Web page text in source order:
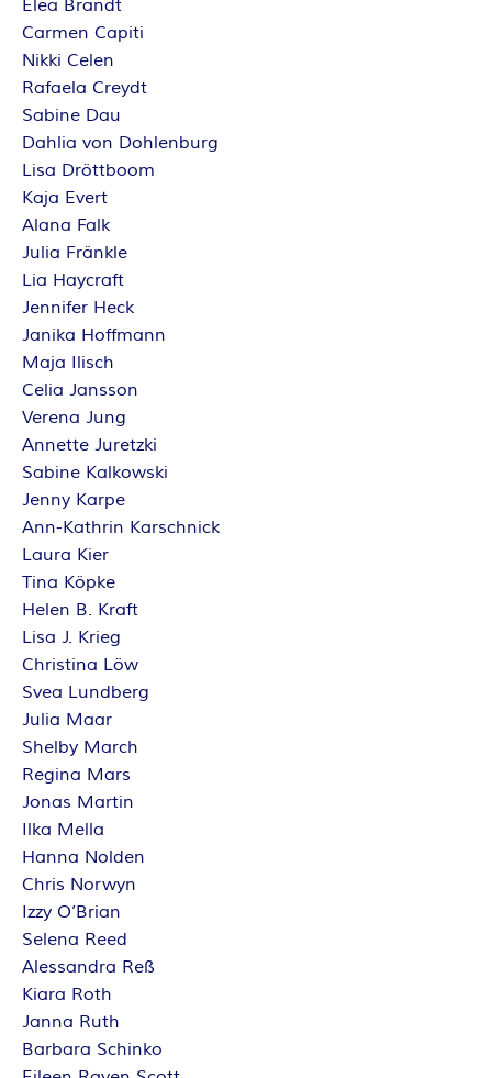
Elea Brandt
Carmen Capiti
Nikki Celen
Rafaela Creydt
Sabine Dau
Dahlia von Dohlenburg
Lisa Dröttboom
Kaja Evert
Alana Falk
Julia Fränkle
Lia Haycraft
Jennifer Heck
Janika Hoffmann
Maja Ilisch
Celia Jansson
Verena Jung
Annette Juretzki
Sabine Kalkowski
Jenny Karpe
Ann-Kathrin Karschnick
Laura Kier
Tina Köpke
Helen B. Kraft
Lisa J. Krieg
Christina Löw
Svea Lundberg
Julia Maar
Shelby March
Regina Mars
Jonas Martin
Ilka Mella
Hanna Nolden
Chris Norwyn
Izzy O’Brian
Selena Reed
Alessandra Reß
Kiara Roth
Janna Ruth
Barbara Schinko